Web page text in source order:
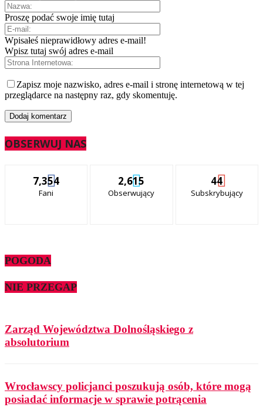
Proszę podać swoje imię tutaj
Wpisałeś nieprawidłowy adres e-mail!
Wpisz tutaj swój adres e-mail
Zapisz moje nazwisko, adres e-mail i stronę internetową w tej
przeglądarce na następny raz, gdy skomentuję.
OBSERWUJ NAS
7,354
Fani
2,615
Obserwujący
44
Subskrybujący
POGODA
NIE PRZEGAP
Zarząd Województwa Dolnośląskiego z
absolutorium
Wrocławscy policjanci poszukują osób, które mogą
posiadać informacje w sprawie potrącenia